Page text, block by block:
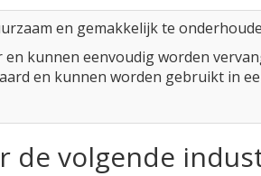
en gemakkelijk te
kunnen eenvoudig worden
en kunnen worden gebruikt in
de volgende